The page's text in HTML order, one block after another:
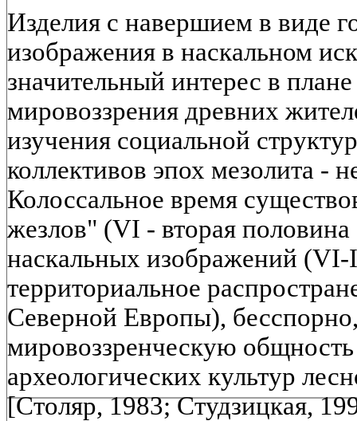
Изделия с навершием в виде
изображения в наскальном
значительный интерес в
мировоззрения древних
изучения социальной
коллективов эпох мезолита -
Колоссальное время
жезлов" (VI - вторая
наскальных изображений
территориальное
Северной Европы),
мировоззренческую
археологических культур
[Столяр, 1983; Студзицкая,